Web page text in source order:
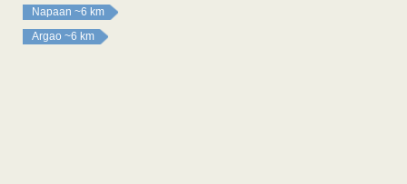
Napaan ~6 km
Argao ~6 km